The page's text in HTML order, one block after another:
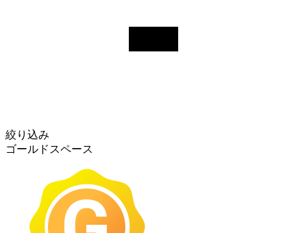
絞り込み
ゴールドスペース